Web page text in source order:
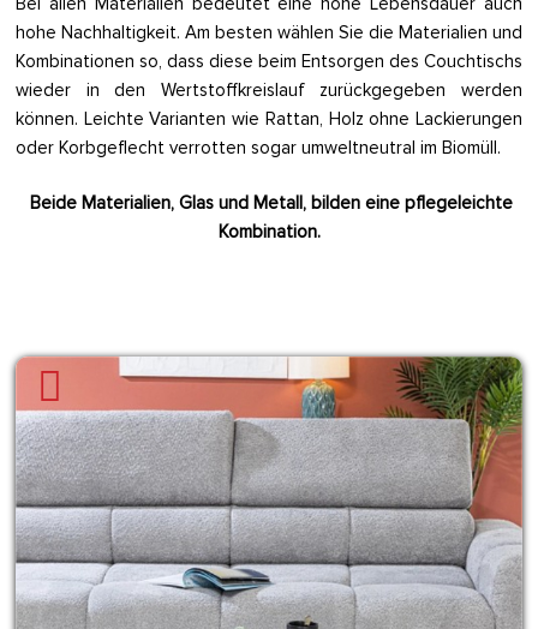
hohe Nachhaltigkeit. Am besten wählen Sie die Materialien und
Kombinationen so, dass diese beim Entsorgen des Couchtischs
wieder in den Wertstoffkreislauf zurückgegeben werden
können. Leichte Varianten wie Rattan, Holz ohne Lackierungen
oder Korbgeflecht verrotten sogar umweltneutral im Biomüll.
Beide Materialien, Glas und Metall, bilden eine pflegeleichte
Kombination.